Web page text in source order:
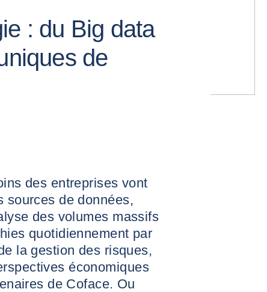
: du Big data
de
des entreprises vont
sources de données,
des volumes massifs
quotidiennement par
la gestion des risques,
économiques
de Coface. Ou